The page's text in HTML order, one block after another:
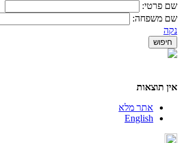
שם פרטי:
שם משפחה:
נקה
אין תוצאות
אתר מלא
English